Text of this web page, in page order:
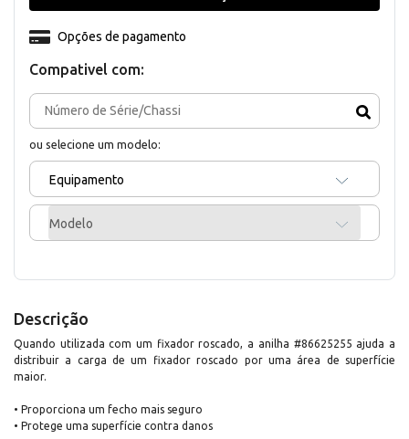
Compativel com:
ou selecione um modelo:
Equipamento
Modelo
Opções de pagamento
Descrição
Quando utilizada com um fixador roscado, a anilha #86625255 ajuda a
distribuir a carga de um fixador roscado por uma área de superfície
maior.
• Proporciona um fecho mais seguro
• Protege uma superfície contra danos